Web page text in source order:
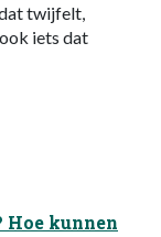
twijfelt,
iets dat
kunnen